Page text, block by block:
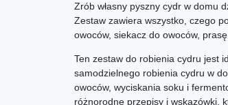
Zrób własny pyszny cydr w domu
Zestaw zawiera wszystko, czego
owoców, siekacz do owoców,
Ten zestaw do robienia cydru jest
samodzielnego robienia cydru w
owoców, wyciskania soku i
różnorodne przepisy i wskazówki,